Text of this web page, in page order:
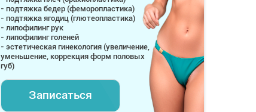
- подтяжка бедер (феморопластика)
- подтяжка ягодиц (глютеопластика)
- липофилинг рук
- липофилинг голеней
- эстетическая гинекология (увеличение,
уменьшение, коррекция форм половых
губ)
Записаться